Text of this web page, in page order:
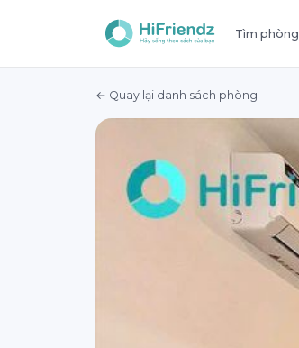
Tìm phòng
← Quay lại danh sách phòng